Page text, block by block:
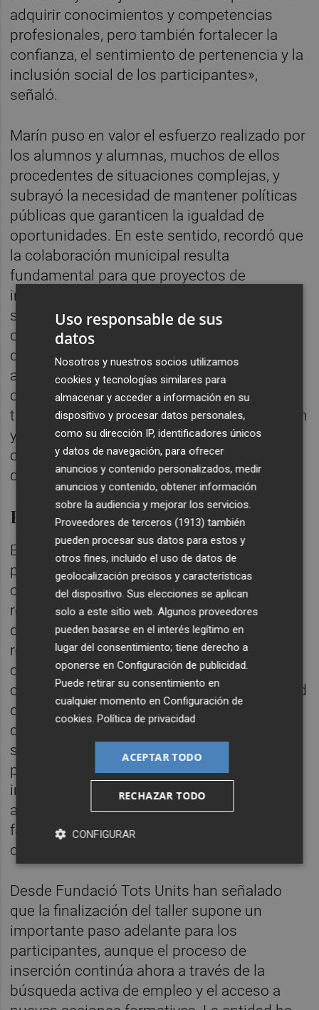
adquirir conocimientos y competencias
profesionales, pero también fortalecer la
confianza, el sentimiento de pertenencia y la
inclusión social de los participantes»,
señaló.
Marín puso en valor el esfuerzo realizado por
los alumnos y alumnas, muchos de ellos
procedentes de situaciones complejas, y
subrayó la necesidad de mantener políticas
públicas que garanticen la igualdad de
oportunidades. En este sentido, recordó que
la colaboración municipal resulta
fundamental para que proyectos de
inserción como este puedan desarrollarse y
seguir ofreciendo oportunidades reales a
quienes más las necesitan. «Queremos que
quienes residan en Vila-real se sientan
acogidos y formen parte de nuestra
comunidad. La inclusión social pasa
también por facilitar el acceso a la formación
y al empleo, herramientas clave para
construir proyectos de vida autónomos y
dignos», afirmó el edil.
El perfil de auxiliar polivalente
El programa formativo se ha centrado en el
perfil profesional de Auxiliar Polivalente, con
contenidos relacionados con la gestión de
residuos, la limpieza de superficies y tareas
de logística. Además, los participantes han
recibido formación complementaria en
competencias transversales como
ciudadanía, competencias digitales, igualdad
de oportunidades y orientación laboral. Otro
de los aspectos destacados del proyecto ha
sido el asesoramiento jurídico ofrecido a las
personas participantes que se encuentran
inmersas en procesos de regularización
administrativa, una cuestión esencial para
favorecer su inclusión plena y ampliar sus
oportunidades laborales.
Desde Fundació Tots Units han señalado
que la finalización del taller supone un
importante paso adelante para los
participantes, aunque el proceso de
inserción continúa ahora a través de la
búsqueda activa de empleo y el acceso a
Uso responsable de sus
datos
Nosotros y nuestros socios utilizamos
cookies y tecnologías similares para
almacenar y acceder a información en su
dispositivo y procesar datos personales,
como su dirección IP, identificadores únicos
y datos de navegación, para ofrecer
anuncios y contenido personalizados, medir
anuncios y contenido, obtener información
sobre la audiencia y mejorar los servicios.
Proveedores de terceros (1913) también
pueden procesar sus datos para estos y
otros fines, incluido el uso de datos de
geolocalización precisos y características
del dispositivo. Sus elecciones se aplican
solo a este sitio web. Algunos proveedores
pueden basarse en el interés legítimo en
lugar del consentimiento; tiene derecho a
oponerse enConfiguración de publicidad.
Puede retirar su consentimiento en
cualquier momento enConfiguración de
cookies.Política de privacidad
ACEPTAR TODO
RECHAZAR TODO
CONFIGURAR